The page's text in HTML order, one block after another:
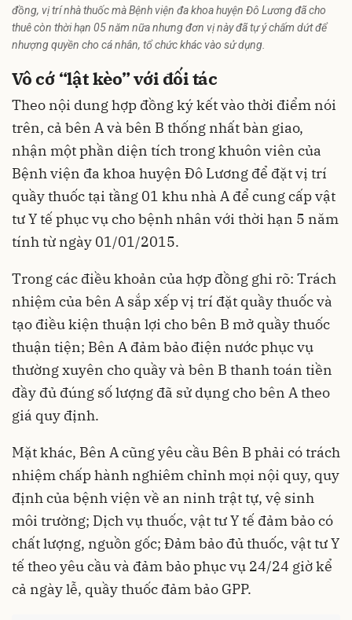
đồng, vị trí nhà thuốc mà Bệnh viện đa khoa huyện Đô Lương đã cho
thuê còn thời hạn 05 năm nữa nhưng đơn vị này đã tự ý chấm dứt để
nhượng quyền cho cá nhân, tổ chức khác vào sử dụng.
Vô cớ “lật kèo” với đối tác
Theo nội dung hợp đồng ký kết vào thời điểm nói
trên, cả bên A và bên B thống nhất bàn giao,
nhận một phần diện tích trong khuôn viên của
Bệnh viện đa khoa huyện Đô Lương để đặt vị trí
quầy thuốc tại tầng 01 khu nhà A để cung cấp vật
tư Y tế phục vụ cho bệnh nhân với thời hạn 5 năm
tính từ ngày 01/01/2015.
Trong các điều khoản của hợp đồng ghi rõ: Trách
nhiệm của bên A sắp xếp vị trí đặt quầy thuốc và
tạo điều kiện thuận lợi cho bên B mở quầy thuốc
thuận tiện; Bên A đảm bảo điện nước phục vụ
thường xuyên cho quầy và bên B thanh toán tiền
đầy đủ đúng số lượng đã sử dụng cho bên A theo
giá quy định.
Mặt khác, Bên A cũng yêu cầu Bên B phải có trách
nhiệm chấp hành nghiêm chỉnh mọi nội quy, quy
định của bệnh viện về an ninh trật tự, vệ sinh
môi trường; Dịch vụ thuốc, vật tư Y tế đảm bảo có
chất lượng, nguồn gốc; Đảm bảo đủ thuốc, vật tư Y
tế theo yêu cầu và đảm bảo phục vụ 24/24 giờ kể
cả ngày lễ, quầy thuốc đảm bảo GPP.